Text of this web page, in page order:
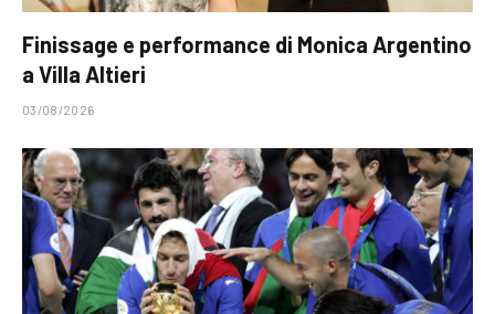
Finissage e performance di Monica Argentino
a Villa Altieri
03/08/2026